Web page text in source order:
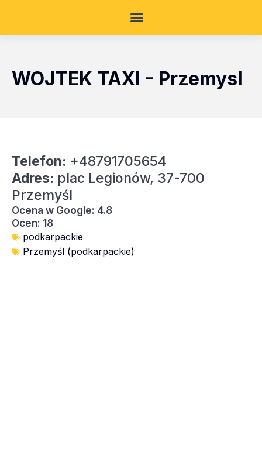
WOJTEK TAXI - Przemysl
Telefon: +48791705654
Adres: plac Legionów, 37-700
Przemyśl
Ocena w Google: 4.8
Ocen: 18
podkarpackie
Przemyśl (podkarpackie)